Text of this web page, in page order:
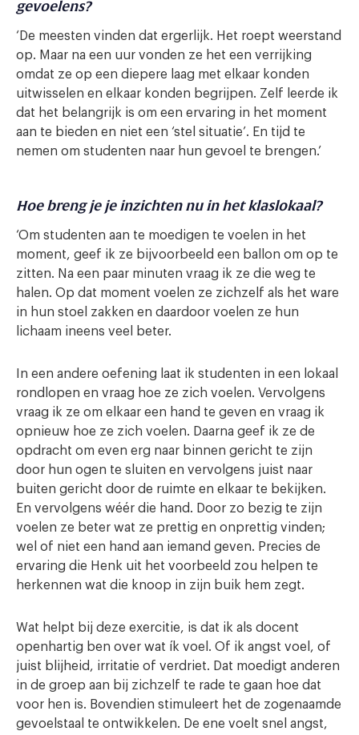
gevoelens?
‘De meesten vinden dat ergerlijk. Het roept weerstand
op. Maar na een uur vonden ze het een verrijking
omdat ze op een diepere laag met elkaar konden
uitwisselen en elkaar konden begrijpen. Zelf leerde ik
dat het belangrijk is om een ervaring in het moment
aan te bieden en niet een ‘stel situatie’. En tijd te
nemen om studenten naar hun gevoel te brengen.’
Hoe breng je je inzichten nu in het klaslokaal?
‘Om studenten aan te moedigen te voelen in het
moment, geef ik ze bijvoorbeeld een ballon om op te
zitten. Na een paar minuten vraag ik ze die weg te
halen. Op dat moment voelen ze zichzelf als het ware
in hun stoel zakken en daardoor voelen ze hun
lichaam ineens veel beter.
In een andere oefening laat ik studenten in een lokaal
rondlopen en vraag hoe ze zich voelen. Vervolgens
vraag ik ze om elkaar een hand te geven en vraag ik
opnieuw hoe ze zich voelen. Daarna geef ik ze de
opdracht om even erg naar binnen gericht te zijn
door hun ogen te sluiten en vervolgens juist naar
buiten gericht door de ruimte en elkaar te bekijken.
En vervolgens wéér die hand. Door zo bezig te zijn
voelen ze beter wat ze prettig en onprettig vinden;
wel of niet een hand aan iemand geven. Precies de
ervaring die Henk uit het voorbeeld zou helpen te
herkennen wat die knoop in zijn buik hem zegt.
Wat helpt bij deze exercitie, is dat ik als docent
openhartig ben over wat ík voel. Of ik angst voel, of
juist blijheid, irritatie of verdriet. Dat moedigt anderen
in de groep aan bij zichzelf te rade te gaan hoe dat
voor hen is. Bovendien stimuleert het de zogenaamde
gevoelstaal te ontwikkelen. De ene voelt snel angst,